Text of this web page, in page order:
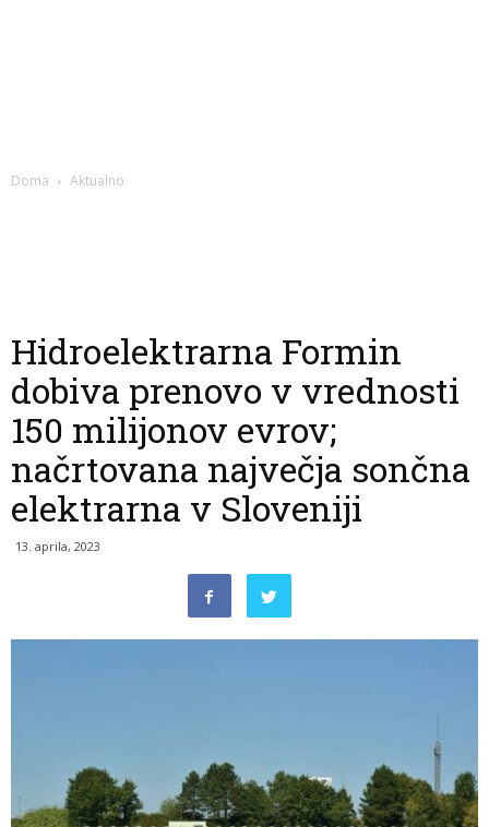
Doma Aktualno
Hidroelektrarna Formin
dobiva prenovo v vrednosti
150 milijonov evrov;
načrtovana največja sončna
elektrarna v Sloveniji
13. aprila, 2023